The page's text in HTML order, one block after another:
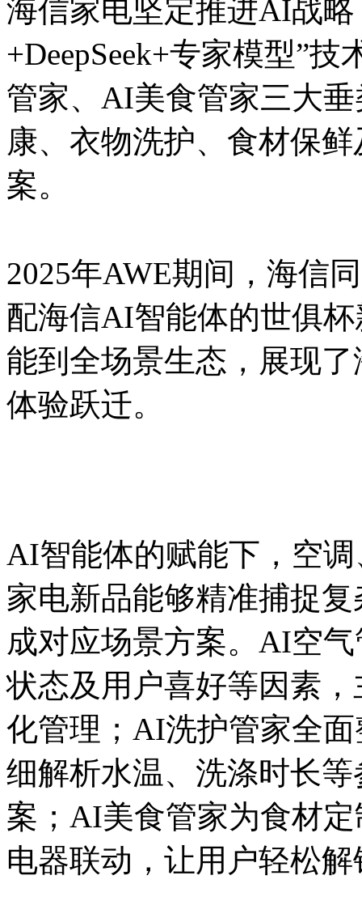
海信家电坚定推进AI战
+DeepSeek+专家模型”
管家、AI美食管家三大
康、衣物洗护、食材保
案。
2025年AWE期间，海信
配海信AI智能体的世俱
能到全场景生态，展现
体验跃迁。
AI智能体的赋能下，空
家电新品能够精准捕捉
成对应场景方案。AI空
状态及用户喜好等因素
化管理；AI洗护管家全
细解析水温、洗涤时长
案；AI美食管家为食材
电器联动，让用户轻松